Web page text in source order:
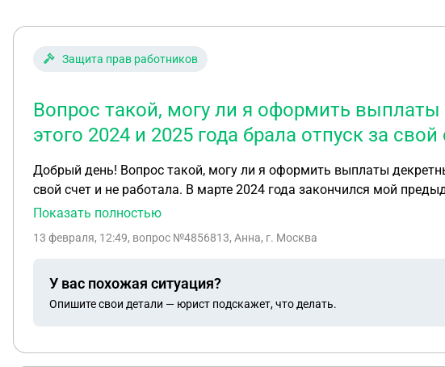
Защита прав работников
Вопрос такой, могу ли я оформить
этого 2024 и 2025 года брала отпуск за
Добрый день! Вопрос такой, могу ли я оформить выплаты
свой счет и не работала. В марте 2024 года закончился мой
неделе и соответственно далее не последовал отпуск по уходу
Показать полностью
13 февраля, 12:49, вопрос №4856813, Анна, г. Москва
У вас похожая ситуация?
Опишите свои детали — юрист подскажет, что делать.